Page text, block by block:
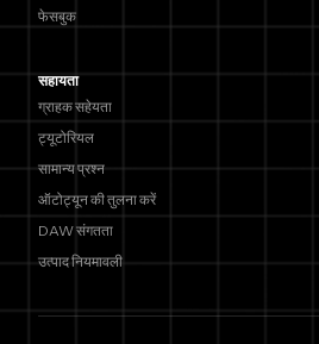
फेसबुक
सहायता
ग्राहक सहेयता
ट्यूटोरियल
सामान्य प्रश्न
ऑटोट्यून की तुलना करें
DAW संगतता
उत्पाद नियमावली